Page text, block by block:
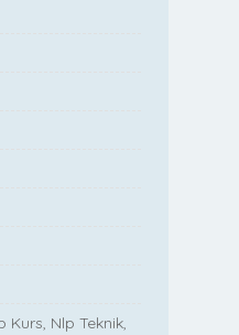
Kurs, Nlp Teknik,